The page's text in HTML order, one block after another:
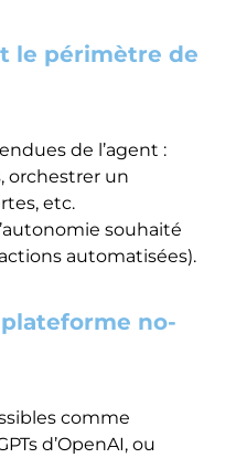
le périmètre de
de l’agent :
orchestrer un
etc.
souhaité
automatisées).
no-
comme
d’OpenAI, ou